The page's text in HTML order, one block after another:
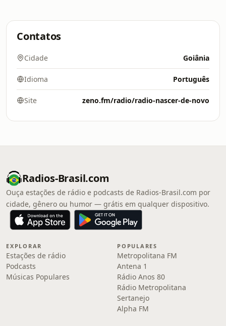
Contatos
Cidade Goiânia
Idioma Português
Site zeno.fm/radio/radio-nascer-de-novo
Radios-Brasil.com
Ouça estações de rádio e podcasts de Radios-Brasil.com por
cidade, gênero ou humor — grátis em qualquer dispositivo.
EXPLORAR
Estações de rádio
Podcasts
Músicas Populares
POPULARES
Metropolitana FM
Antena 1
Rádio Anos 80
Rádio Metropolitana
Sertanejo
Alpha FM